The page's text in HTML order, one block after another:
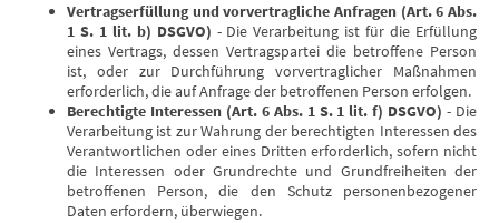
Vertragserfüllung und vorvertragliche Anfragen (Art. 6 Abs.
1 S. 1 lit. b) DSGVO) - Die Verarbeitung ist für die Erfüllung
eines Vertrags, dessen Vertragspartei die betroffene Person
ist, oder zur Durchführung vorvertraglicher Maßnahmen
erforderlich, die auf Anfrage der betroffenen Person erfolgen.
Berechtigte Interessen (Art. 6 Abs. 1 S. 1 lit. f) DSGVO) - Die
Verarbeitung ist zur Wahrung der berechtigten Interessen des
Verantwortlichen oder eines Dritten erforderlich, sofern nicht
die Interessen oder Grundrechte und Grundfreiheiten der
betroffenen Person, die den Schutz personenbezogener
Daten erfordern, überwiegen.